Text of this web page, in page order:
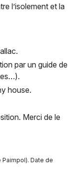
l’isolement et la
par un guide de
house.
Merci de le
Date de